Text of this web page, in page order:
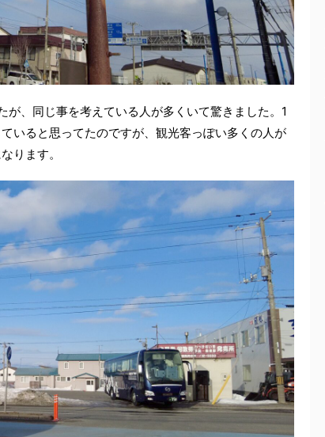
、同じ事を考えている人が多くいて驚きました。1
いると思ってたのですが、観光客っぽい多くの人が
ります。